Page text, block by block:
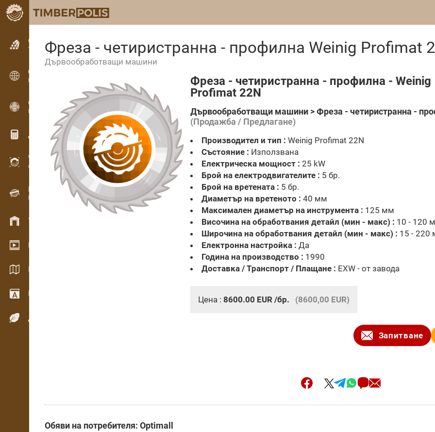
Обявления
Текстови обяви
Обявления
Международни обяви
OPTI-TIMB
Модели на рязане
Дървообработващи калкулатори
WoodProfi
Обем на дървесината с ИИ
Рекордер
Инвентаризация на дървесина на терен
Управление на склад
Видео галерия
Каталози / Брошури
Речник
Дървесни видове
Фреза - четиристранна - профилна Weinig Profimat
Дървообработващи машини
Фреза - четиристранна - профилна - Weinig
Profimat 22N
Дървообработващи машини > Фреза - четиристранна -
(Продажба / Предлагане)
Производител и тип : Weinig Profimat 22N
Състояние : Използвана
Електрическа мощност : 25 kW
Брой на електродвигателите : 5 бр.
Брой на вретената : 5 бр.
Диаметър на вретеното : 40 мм
Максимален диаметър на инструмента : 125 мм
Височина на обработвания детайл (мин - макс) : 10 - 120
Широчина на обработвания детайл (мин - макс) : 15 - 220
Електронна настройка : Да
Година на производство : 1990
Доставка / Транспорт / Плащане : EXW - от завода
Цена : 8600.00 EUR /бр. (8600,00 EUR)
Запитване
Обяви на потребителя: Optimall